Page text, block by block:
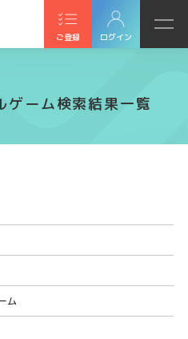
ご登録 ログイン
ゲーム検索結果一覧
ム